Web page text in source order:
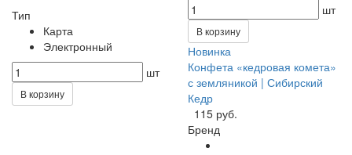
Тип
Карта
Электронный
шт
В корзину
шт
В корзину
Новинка
Конфета «кедровая комета»
с земляникой | Сибирский
Кедр
115 руб.
Бренд